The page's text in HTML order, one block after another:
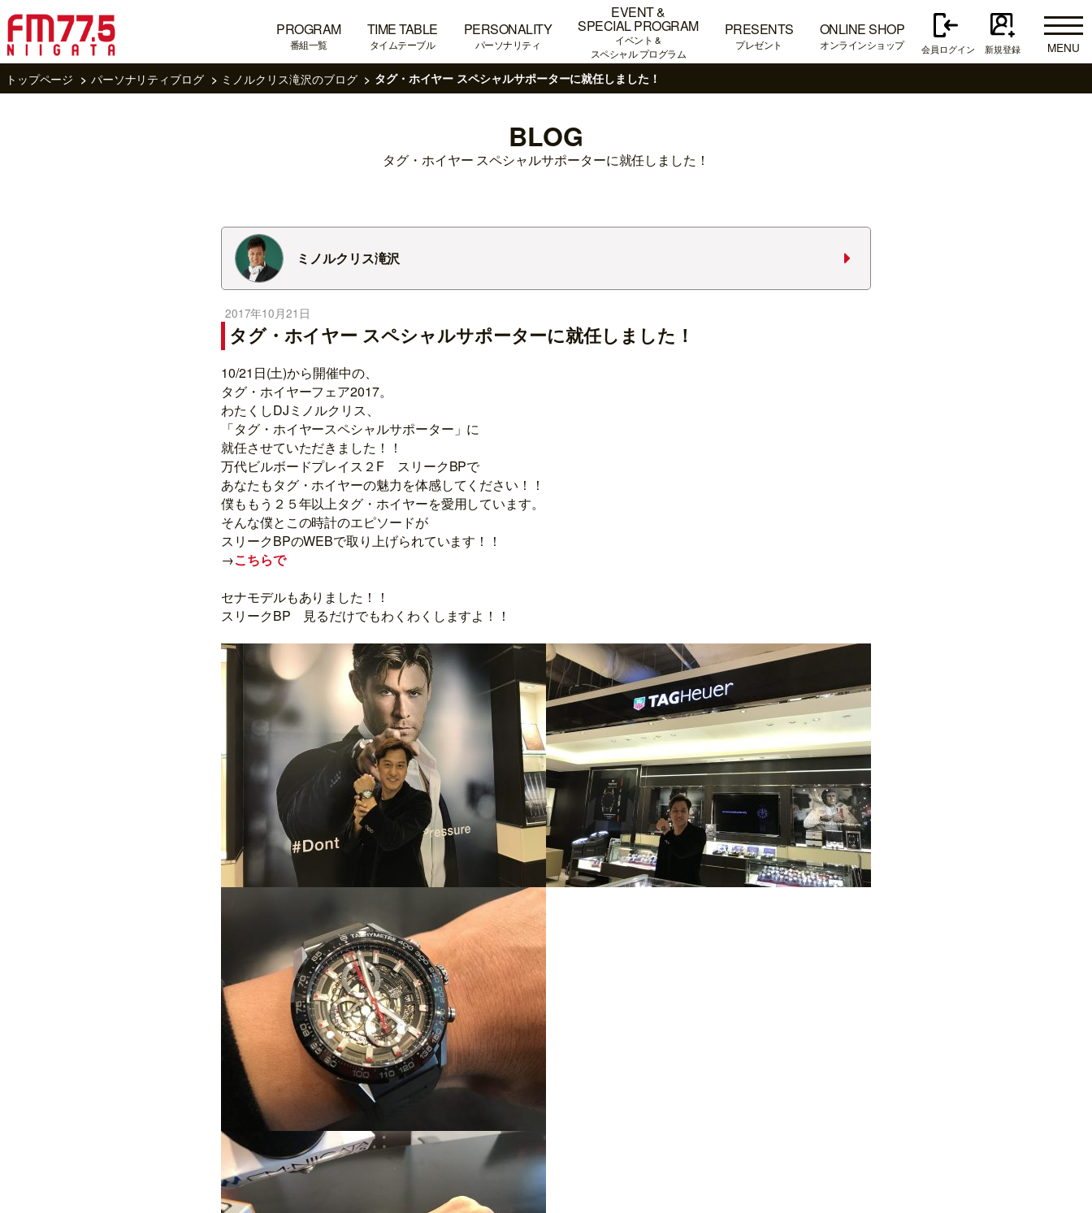
PROGRAM
番組一覧
TIME TABLE
タイムテーブル
PERSONALITY
パーソナリティ
EVENT &
SPECIAL PROGRAM
イベント &
スペシャル プログラム
PRESENTS
プレゼント
ONLINE SHOP
オンラインショップ 会員ログイン 新規登録
MENU
トップページ
パーソナリティブログ ミノルクリス滝沢のブログ タグ・ホイヤー スペシャルサポーターに就任しました！
BLOG
タグ・ホイヤー スペシャルサポーターに就任しました！
ミノルクリス滝沢
2017年10月21日
タグ・ホイヤー スペシャルサポーターに就任しました！
10/21日(土)から開催中の、
タグ・ホイヤーフェア2017。
わたくしDJミノルクリス、
「タグ・ホイヤースペシャルサポーター」 に
就任させていただきました！！
万代ビルボードプレイス２F スリークBPで
あなたもタグ・ホイヤーの魅力を体感してください！！
僕ももう２５年以上タグ・ホイヤーを愛用しています。
そんな僕とこの時計のエピソードが
スリークBPのWEBで取り上げられています！！
→こちらで
セナモデルもありました！！
スリークBP 見るだけでもわくわくしますよ！！